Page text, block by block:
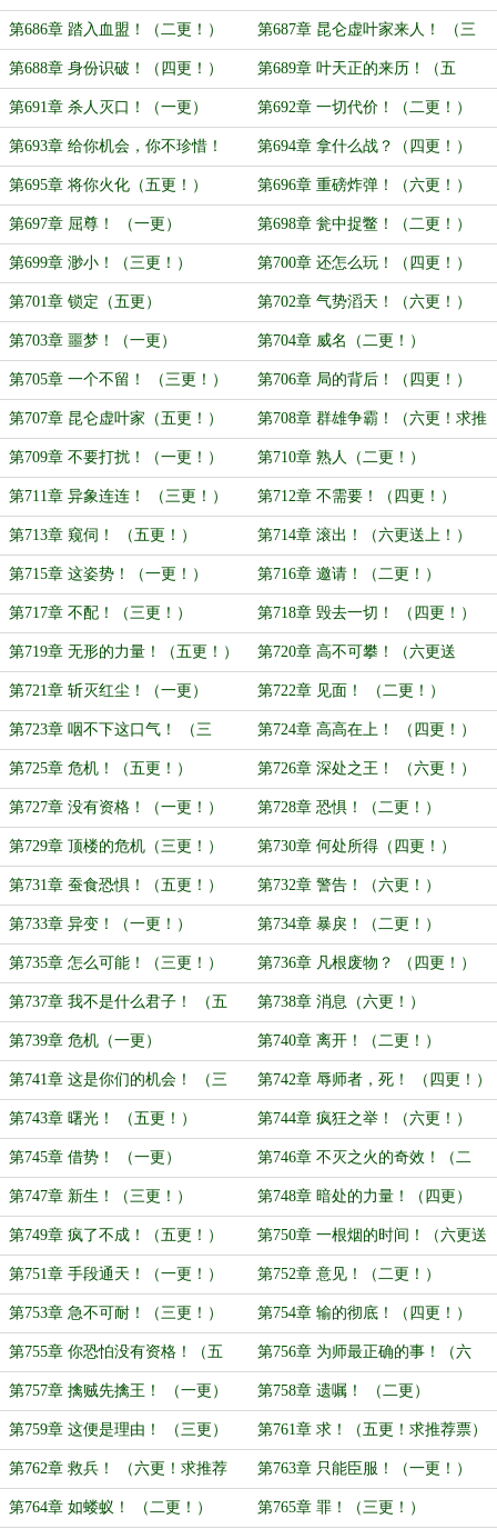
更！）
第686章 踏入血盟！（二更！） 第687章 昆仑虚叶家来人！ （三
更！）
第688章 身份识破！（四更！） 第689章 叶天正的来历！（五
更！）
第691章 杀人灭口！（一更） 第692章 一切代价！（二更！）
第693章 给你机会，你不珍惜！
（三更！）
第694章 拿什么战？（四更！）
第695章 将你火化（五更！） 第696章 重磅炸弹！（六更！）
第697章 屈尊！ （一更） 第698章 瓮中捉鳖！（二更！）
第699章 渺小！（三更！） 第700章 还怎么玩！（四更！）
第701章 锁定（五更） 第702章 气势滔天！（六更！）
第703章 噩梦！（一更） 第704章 威名（二更！）
第705章 一个不留！ （三更！） 第706章 局的背后！（四更！）
第707章 昆仑虚叶家（五更！） 第708章 群雄争霸！（六更！求推
荐票！）
第709章 不要打扰！（一更！） 第710章 熟人（二更！）
第711章 异象连连！ （三更！） 第712章 不需要！（四更！）
第713章 窥伺！ （五更！） 第714章 滚出！（六更送上！）
第715章 这姿势！（一更！） 第716章 邀请！（二更！）
第717章 不配！（三更！） 第718章 毁去一切！ （四更！）
第719章 无形的力量！（五更！） 第720章 高不可攀！（六更送
上！）
第721章 斩灭红尘！（一更） 第722章 见面！ （二更！）
第723章 咽不下这口气！ （三
更！）
第724章 高高在上！ （四更！）
第725章 危机！（五更！） 第726章 深处之王！ （六更！）
第727章 没有资格！（一更！） 第728章 恐惧！（二更！）
第729章 顶楼的危机（三更！） 第730章 何处所得（四更！）
第731章 蚕食恐惧！（五更！） 第732章 警告！（六更！）
第733章 异变！（一更！） 第734章 暴戾！（二更！）
第735章 怎么可能！（三更！） 第736章 凡根废物？ （四更！）
第737章 我不是什么君子！ （五
更！）
第738章 消息（六更！）
第739章 危机（一更） 第740章 离开！（二更！）
第741章 这是你们的机会！ （三
更！）
第742章 辱师者，死！ （四更！）
第743章 曙光！ （五更！） 第744章 疯狂之举！（六更！）
第745章 借势！ （一更） 第746章 不灭之火的奇效！（二
更）
第747章 新生！（三更！） 第748章 暗处的力量！（四更）
第749章 疯了不成！（五更！） 第750章 一根烟的时间！（六更送
上！）
第751章 手段通天！（一更！） 第752章 意见！（二更！）
第753章 急不可耐！（三更！） 第754章 输的彻底！（四更！）
第755章 你恐怕没有资格！（五
更！）
第756章 为师最正确的事！（六
更！）
第757章 擒贼先擒王！ （一更） 第758章 遗嘱！ （二更）
第759章 这便是理由！ （三更） 第761章 求！（五更！求推荐票）
第762章 救兵！ （六更！求推荐
票）
第763章 只能臣服！（一更！）
第764章 如蝼蚁！ （二更！） 第765章 罪！（三更！）